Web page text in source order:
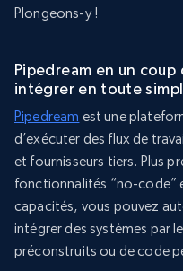
Plongeons-y !
Pipedream en un
intégrer en toute
Pipedream est une
d’exécuter des flux de
et fournisseurs tiers. Plus
fonctionnalités “no-code”
capacités, vous pouvez
intégrer des systèmes par
préconstruits ou de code